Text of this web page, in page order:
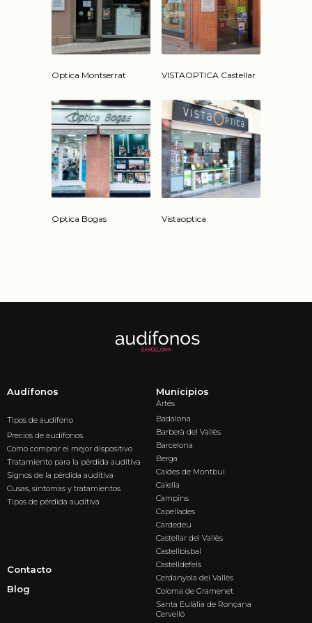
Optica Montserrat VISTAOPTICA Castellar
Optica Bogas Vistaoptica
Audífonos
Tipos de audífono
Precios de audífonos
Como comprar el mejor dispositivo
Tratamiento para la pérdida auditiva
Signos de la pérdida auditiva
Cusas, síntomas y tratamientos
Tipos de pérdida auditiva
Contacto
Blog
Municipios
Artés
Badalona
Barberà del Vallès
Barcelona
Berga
Caldes de Montbui
Calella
Campins
Capellades
Cardedeu
Castellar del Vallès
Castellbisbal
Castelldefels
Cerdanyola del Vallès
Coloma de Gramenet
Santa Eulàlia de Ronçana
Cervelló